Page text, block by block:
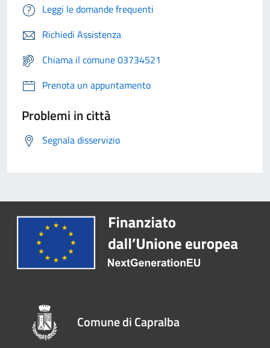
Leggi le domande frequenti
Richiedi Assistenza
Chiama il comune 03734521
Prenota un appuntamento
Problemi in città
Segnala disservizio
Comune di Capralba